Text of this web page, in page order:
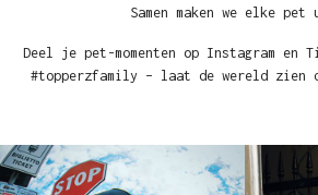
Samen maken we elke pet
Deel je pet-momenten op Instagram en
#topperzfamily – laat de wereld